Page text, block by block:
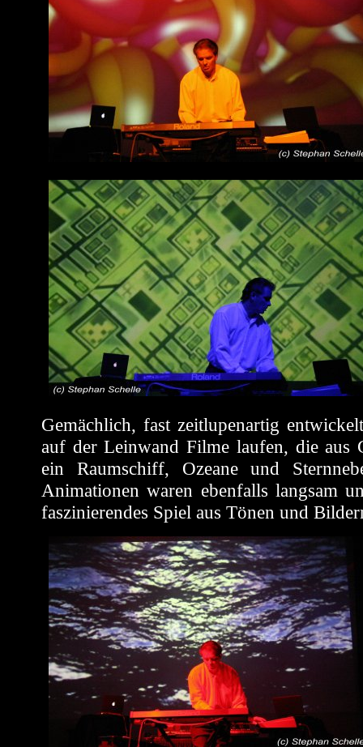
Gemächlich, fast zeitlupenartig
auf der Leinwand Filme laufen, die aus
ein Raumschiff, Ozeane und
Animationen waren ebenfalls langsam
faszinierendes Spiel aus Tönen und